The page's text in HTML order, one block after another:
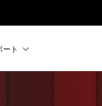
ート